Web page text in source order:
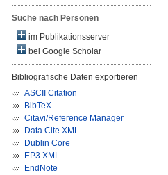
Suche nach Personen
im Publikationsserver
bei Google Scholar
Bibliografische Daten exportieren
ASCII Citation
BibTeX
Citavi/Reference Manager
Data Cite XML
Dublin Core
EP3 XML
EndNote